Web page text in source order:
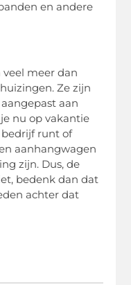
en andere
meer dan
Ze zijn
aan
nu op vakantie
runt of
aanhangwagen
zijn. Dus, de
bedenk dan dat
achter dat